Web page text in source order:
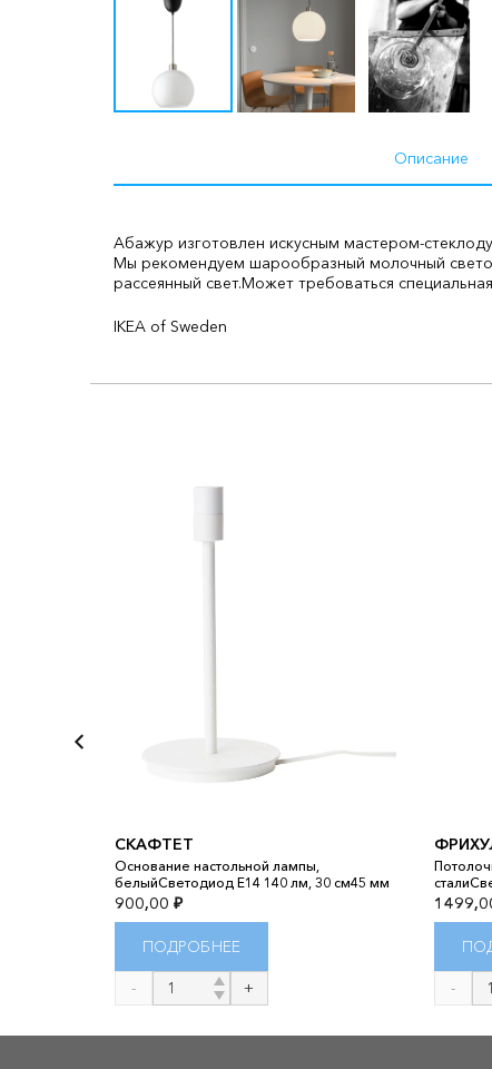
Описание
Абажур изготовлен искусным мастером-
Мы рекомендуем шарообразный молочный
рассеянный свет.Может требоваться
IKEA of Sweden
СКАФТЕТ
Основание настольной лампы,
белыйСветодиод E14 140 лм, 30 см45 мм
900,00 ₽
ПОДРОБНЕЕ
Количество
товара
товара